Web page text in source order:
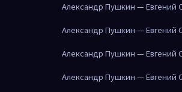
Александр Пушкин — Евгений
Александр Пушкин — Евгений
Александр Пушкин — Евгений
Александр Пушкин — Евгений